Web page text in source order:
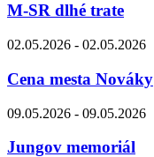
M-SR dlhé trate
02.05.2026 - 02.05.2026
Cena mesta Nováky
09.05.2026 - 09.05.2026
Jungov memoriál